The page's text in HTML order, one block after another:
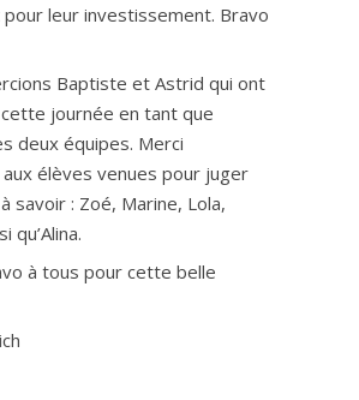
leur investissement. Bravo
Baptiste et Astrid qui ont
journée en tant que
deux équipes. Merci
élèves venues pour juger
savoir : Zoé, Marine, Lola,
qu’Alina.
à tous pour cette belle